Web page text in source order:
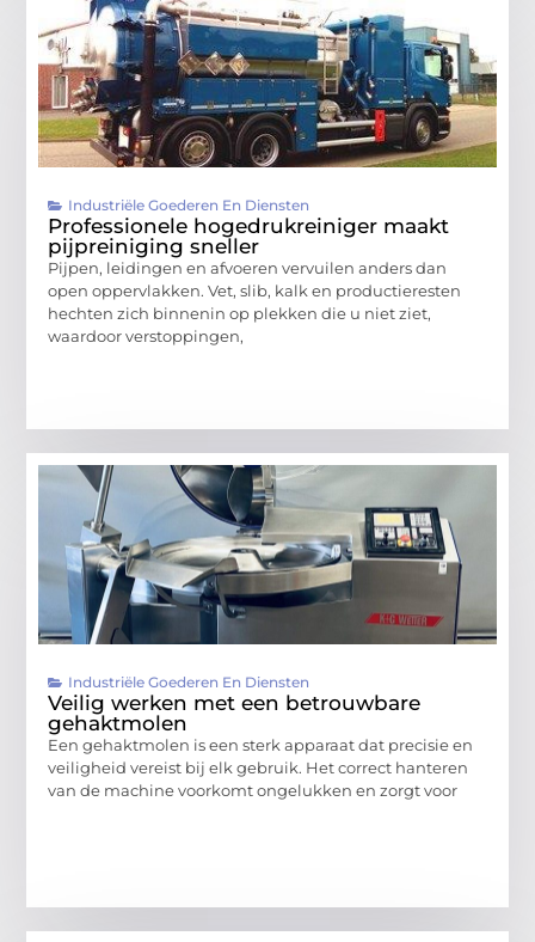
Industriële Goederen En Diensten
Professionele hogedrukreiniger maakt
pijpreiniging sneller
Pijpen, leidingen en afvoeren vervuilen anders dan
open oppervlakken. Vet, slib, kalk en productieresten
hechten zich binnenin op plekken die u niet ziet,
waardoor verstoppingen,
Industriële Goederen En Diensten
Veilig werken met een betrouwbare
gehaktmolen
Een gehaktmolen is een sterk apparaat dat precisie en
veiligheid vereist bij elk gebruik. Het correct hanteren
van de machine voorkomt ongelukken en zorgt voor